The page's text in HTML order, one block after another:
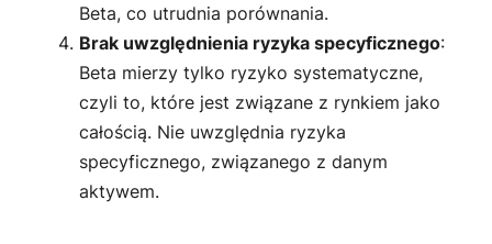
Beta, co utrudnia porównania.
Brak uwzględnienia ryzyka specyficznego:
Beta mierzy tylko ryzyko systematyczne,
czyli to, które jest związane z rynkiem jako
całością. Nie uwzględnia ryzyka
specyficznego, związanego z danym
aktywem.